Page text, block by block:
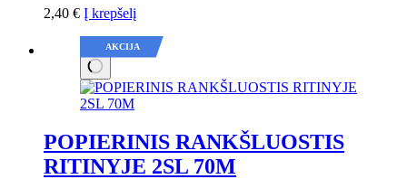
2,40 € Į krepšelį
AKCIJA
POPIERINIS RANKŠLUOSTIS
RITINYJE 2SL 70M